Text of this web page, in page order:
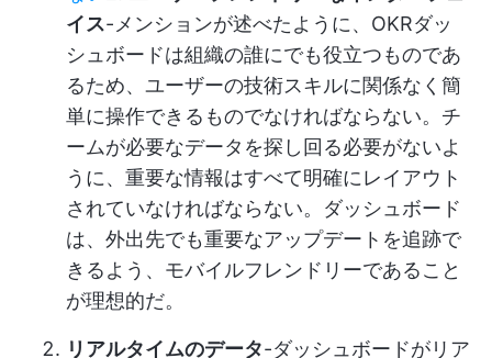
イス-メンションが述べたように、OKRダッ
シュボードは組織の誰にでも役立つものであ
るため、ユーザーの技術スキルに関係なく簡
単に操作できるものでなければならない。チ
ームが必要なデータを探し回る必要がないよ
うに、重要な情報はすべて明確にレイアウト
されていなければならない。ダッシュボード
は、外出先でも重要なアップデートを追跡で
きるよう、モバイルフレンドリーであること
が理想的だ。
リアルタイムのデータ-ダッシュボードがリア